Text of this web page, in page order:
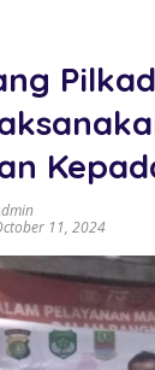
11, 2024